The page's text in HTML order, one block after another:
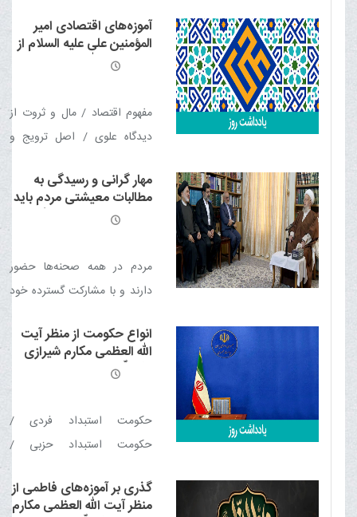
سقوط قطعی است! / در حکم
محاربه / کینه ترامپ از سپاه / در
آرمان تا عمل
آموزه‌های اقتصادی امیر
المؤمنین علی علیه السلام از
منظر آیت الله العظمی مکارم
مفهوم اقتصاد / مال و ثروت از
دیدگاه علوی / اصل ترویج و
ثروت و سرمایه / تشویق به
تولید / سرمایه گذاری برای تولید
رفاه عمومی
مهار گرانی و رسیدگی به
مطالبات معیشتی مردم باید
در اولویت دولت قرار گیرد
مردم در همه صحنه‌ها حضور
دارند و با مشارکت گسترده خود
می‌کنند که این سرمایه ارزشمند
باید حفظ و تقویت شود.
انواع حکومت از منظر آیت
الله العظمی مکارم شیرازی
مدّ ظلّه العالی
حکومت استبداد فردی /
حکومت استبداد حزبی /
دموکراسی استبدادی / حکومت
گذری بر آموزه‌های فاطمی از
منظر آیت الله العظمی مکارم